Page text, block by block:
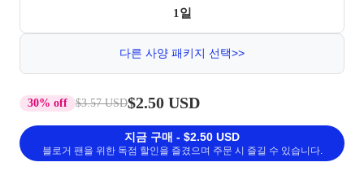
1일
다른 사양 패키지 선택>>
30% off $3.57 USD$2.50 USD
지금 구매 - $2.50 USD
블로거 팬을 위한 독점 할인을 즐겼으며 주문 시 즐길 수 있습니다.